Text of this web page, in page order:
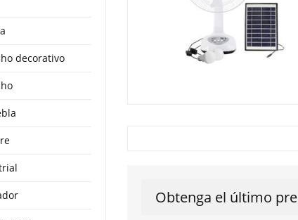
Obtenga el último
decorativo